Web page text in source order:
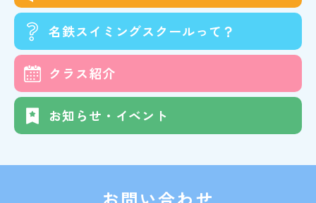
名鉄スイミングスクールって？
クラス紹介
お知らせ・イベント